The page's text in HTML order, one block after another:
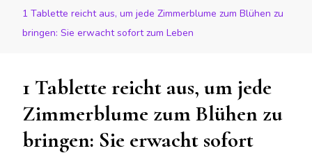
1 Tablette reicht aus, um jede Zimmerblume zum Blühen zu
bringen: Sie erwacht sofort zum Leben
1 Tablette reicht aus, um jede
Zimmerblume zum Blühen zu
bringen: Sie erwacht sofort